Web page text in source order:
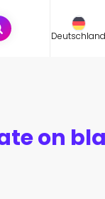
Deutschland